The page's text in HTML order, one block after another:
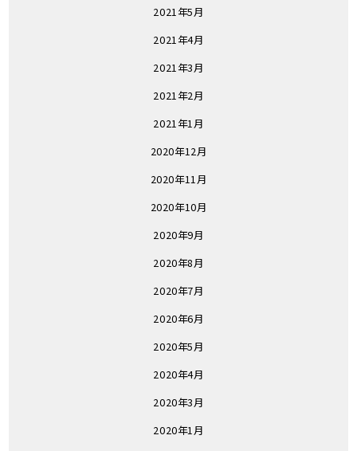
2021年5月
2021年4月
2021年3月
2021年2月
2021年1月
2020年12月
2020年11月
2020年10月
2020年9月
2020年8月
2020年7月
2020年6月
2020年5月
2020年4月
2020年3月
2020年1月